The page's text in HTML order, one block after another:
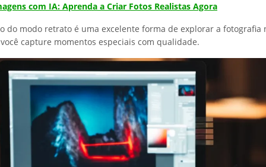
com IA: Aprenda a Criar Fotos Realistas Agora
do modo retrato é uma excelente forma de explorar a fotografia
capture momentos especiais com qualidade.